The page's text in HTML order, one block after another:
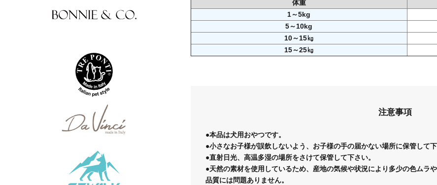
体重
1～5kg
5～10kg
10～15㎏
15～25㎏
注意事項
●本品は犬用おやつです。
●小さなお子様が誤飲しないよう、お子様の手の届かない場所に保管して下
●直射日光、高温多湿の場所をさけて保管して下さい。
●天然の素材を使用しているため、産地の気候や状況により多少の色ムラ
品質には問題ありません。